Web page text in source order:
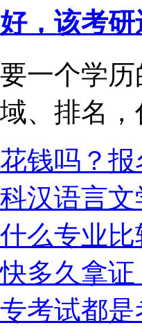
，该考
一个学
、排名，
钱吗？
汉语言
么专业
多久拿证
考试都